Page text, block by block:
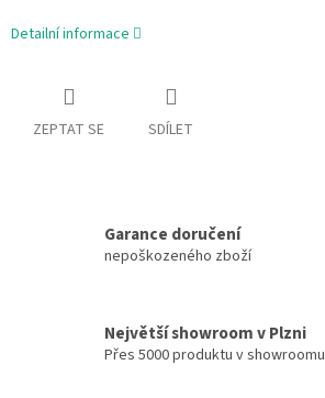
Detailní informace
ZEPTAT SE SDÍLET
Garance doručení
nepoškozeného zboží
Největší showroom v Plzni
Přes 5000 produktu v showroomu